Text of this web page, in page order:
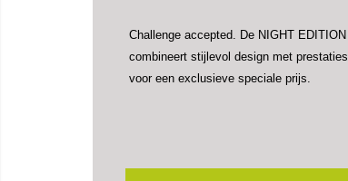
Challenge accepted. De NIGHT EDITION
combineert stijlevol design met prestaties
voor een exclusieve speciale prijs.